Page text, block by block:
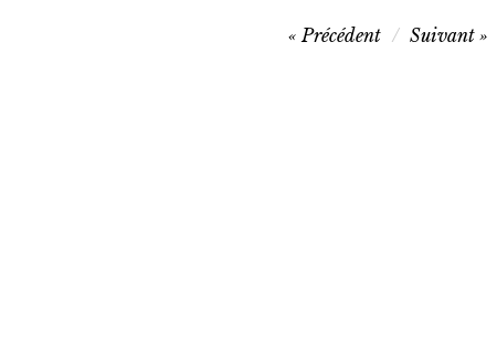
Précédent Suivant